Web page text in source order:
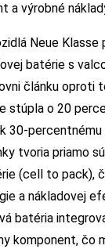
a výrobné
Neue Klasse
batérie s
článku oproti
stúpla o 20
30-
tvoria priamo
(cell to pack),
a nákladovej
batéria
komponent, čo